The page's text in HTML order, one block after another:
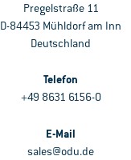
Pregelstraße 11
D-84453 Mühldorf am Inn
Deutschland
Telefon
+49 8631 6156-0
E-Mail
sales@odu.de